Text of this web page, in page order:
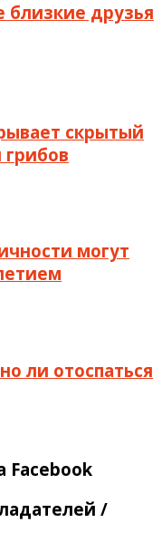
близкие друзья
скрытый
могут
ли отоспаться
Facebook
/